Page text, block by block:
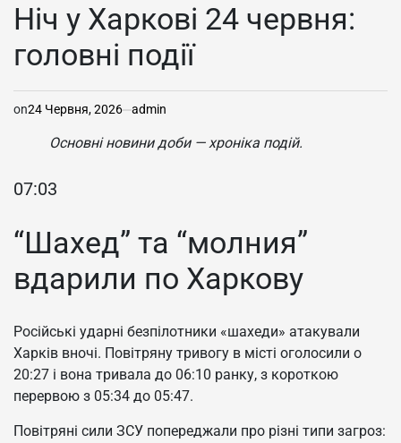
Ніч у Харкові 24 червня:
головні події
on24 Червня, 2026 admin
Основні новини доби — хроніка подій.
07:03
“Шахед” та “молния”
вдарили по Харкову
Російські ударні безпілотники «шахеди» атакували
Харків вночі. Повітряну тривогу в місті оголосили о
20:27 і вона тривала до 06:10 ранку, з короткою
перервою з 05:34 до 05:47.
Повітряні сили ЗСУ попереджали про різні типи загроз: